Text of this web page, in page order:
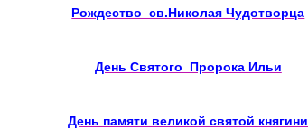
Рождество св.Николая Чудотворца
День Святого Пророка Ильи
День памяти великой святой княгини